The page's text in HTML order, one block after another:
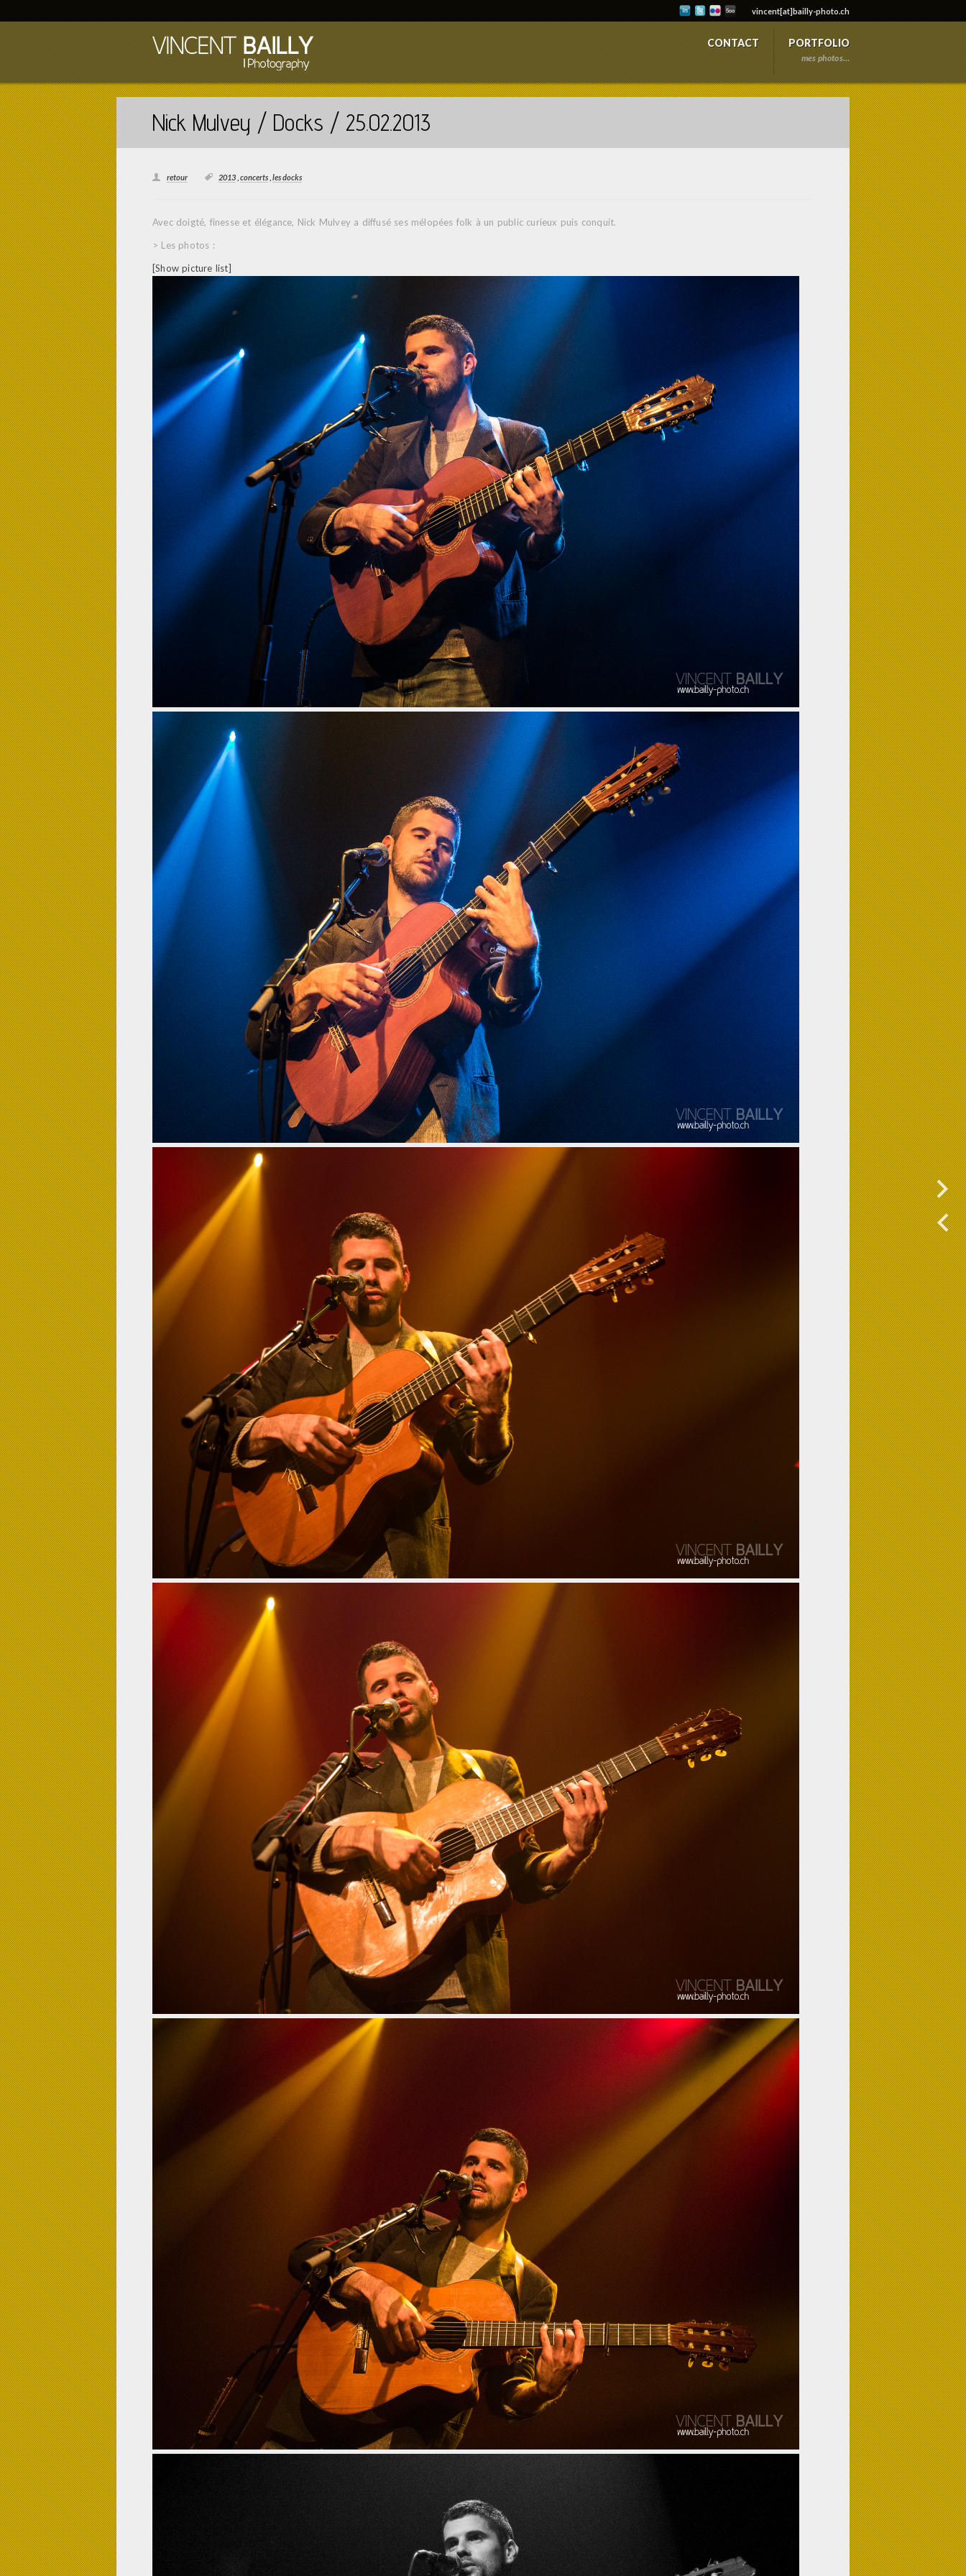
vincent[at]bailly-photo.ch
CONTACT PORTFOLIO
mes photos…
Nick Mulvey / Docks / 25.02.2013
retour 2013, concerts les docks
Avec doigté, finesse et élégance, Nick Mulvey a diffusé ses mélopées folk à un public curieux puis conquit.
> Les photos :
[Show picture list]